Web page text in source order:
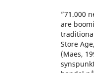
”71.000
are
Store
(Maes,